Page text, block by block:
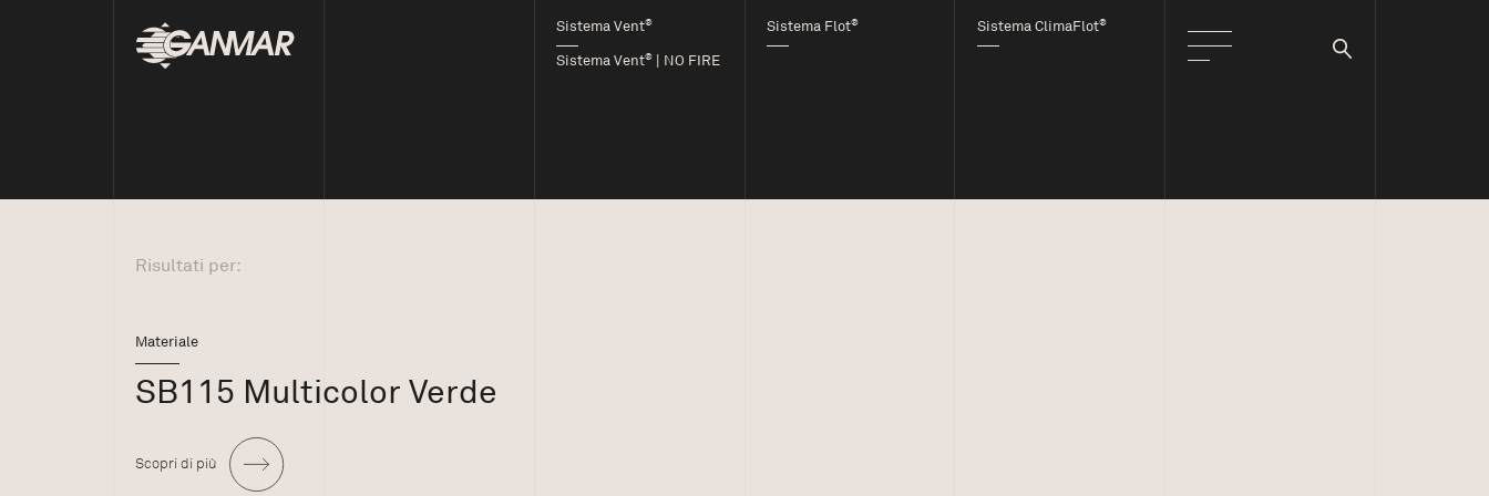
Sistema Vent®
Sistema Vent® | NO FIRE
Sistema Flot® Sistema ClimaFlot®
Risultati per:
Materiale
SB115 Multicolor Verde
Scopri di più